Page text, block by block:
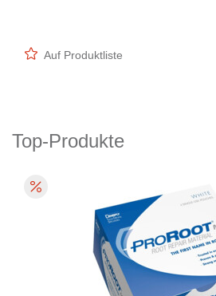
Auf Produktliste
Top-Produkte